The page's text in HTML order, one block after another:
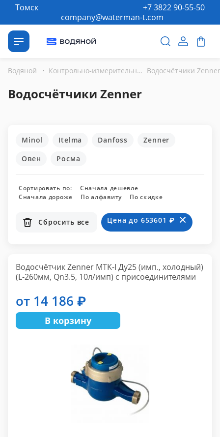
Томск
company@waterman-t.com
+7 3822 90-55-50
Водяной · Контрольно-измерительные приборы Водосчётчики Zenner
Водосчётчики Zenner
Minol Itelma Danfoss
Zenner
Овен
Росма
Сортировать по:
Сначала дешевле
Сначала дороже
По алфавиту По скидке
Сбросить все Цена до 653601 ₽
Водосчётчик Zenner MTK-I Ду25 (имп., холодный)
(L-260мм, Qn3.5, 10л/имп) с присоединителями
от 14 186 ₽
В корзину